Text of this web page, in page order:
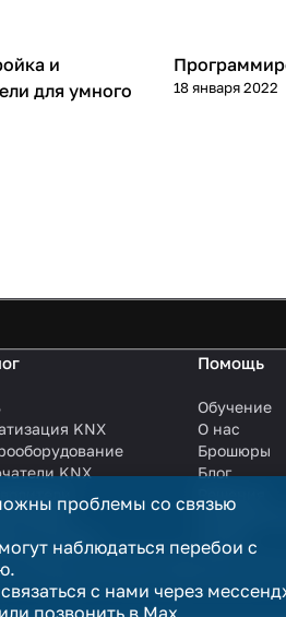
и
для умного
Видеообзоры
18 января 2022
KNX
KNX
кабели
станции
Помощь
Обучение
О нас
Брошюры
Блог
Услуги
являются публичной офертой в
продажи считается заключённым
проблемы со связью
наблюдаться перебои с
с нами через
позвонить в Max